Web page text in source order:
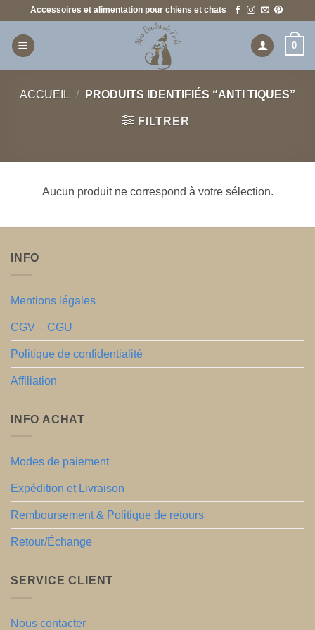
Passer
contenu
Accessoires et alimentation pour chiens et chats
0
ACCUEIL / PRODUITS IDENTIFIÉS “ANTI TIQUES”
FILTRER
Aucun produit ne correspond à votre sélection.
INFO
Mentions légales
CGV – CGU
Politique de confidentialité
Affiliation
INFO ACHAT
Modes de paiement
Expédition et Livraison
Remboursement & Politique de retours
Retour/Échange
SERVICE CLIENT
Nous contacter